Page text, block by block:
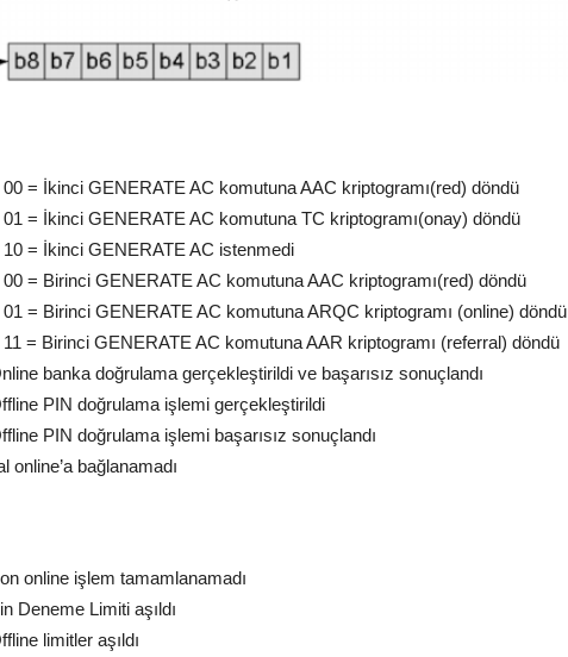
00 = İkinci GENERATE AC komutuna AAC kriptogramı(red) döndü
01 = İkinci GENERATE AC komutuna TC kriptogramı(onay) döndü
10 = İkinci GENERATE AC istenmedi
00 = Birinci GENERATE AC komutuna AAC kriptogramı(red) döndü
01 = Birinci GENERATE AC komutuna ARQC kriptogramı (online) döndü
11 = Birinci GENERATE AC komutuna AAR kriptogramı (referral) döndü
banka doğrulama gerçekleştirildi ve başarısız sonuçlandı
PIN doğrulama işlemi gerçekleştirildi
PIN doğrulama işlemi başarısız sonuçlandı
online’a bağlanamadı
online işlem tamamlanamadı
Deneme Limiti aşıldı
limitler aşıldı